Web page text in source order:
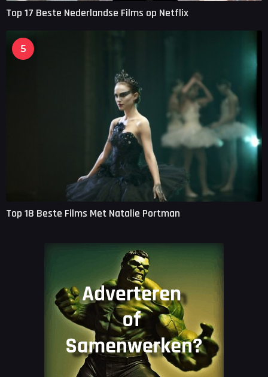
Top 17 Beste Nederlandse Films op Netflix
5
Top 18 Beste Films Met Natalie Portman